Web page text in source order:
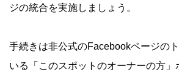
ジの統合を実施しましょう。
手続きは非公式のFacebookページの
いる「このスポットのオーナーの方」